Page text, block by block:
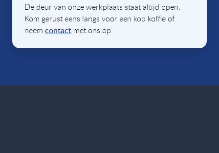
De deur van onze werkplaats staat altijd open.
Kom gerust eens langs voor een kop koffie of
neem contact met ons op.